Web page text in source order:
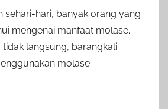
sehari-hari, banyak orang yang
mengenai manfaat molase.
tidak langsung, barangkali
molase